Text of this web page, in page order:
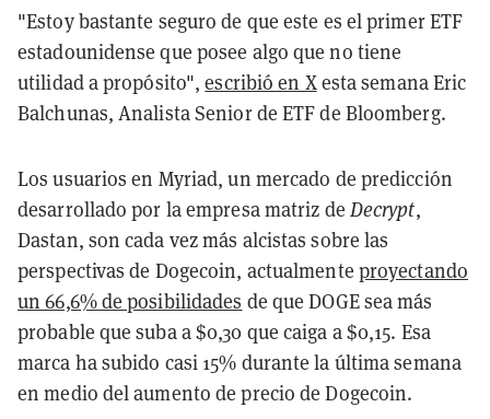
"Estoy bastante seguro de que este es el primer ETF
estadounidense que posee algo que no tiene
utilidad a propósito",escribió en Xesta semana Eric
Balchunas, Analista Senior de ETF de Bloomberg.
Los usuarios en Myriad, un mercado de predicción
desarrollado por la empresa matriz de Decrypt,
Dastan, son cada vez más alcistas sobre las
perspectivas de Dogecoin, actualmente proyectando
un 66,6% de posibilidades de que DOGE sea más
probable que suba a $0,30 que caiga a $0,15. Esa
marca ha subido casi 15% durante la última semana
en medio del aumento de precio de Dogecoin.